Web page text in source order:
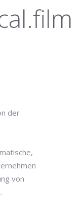
der
von